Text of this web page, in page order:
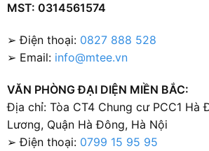
MST: 0314561574
➢ Điện thoại: 0827 888 528
➢ Email: info@mtee.vn
VĂN PHÒNG ĐẠI DIỆN MIỀN BẮC:
Địa chỉ: Tòa CT4 Chung cư PCC1 Hà
Lương, Quận Hà Đông, Hà Nội
➢ Điện thoại: 0799 15 95 95